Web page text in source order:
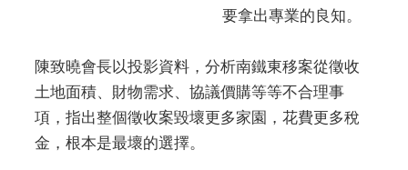
要拿出專業的良知。
陳致曉會長以投影資料，分析南鐵東移案從徵收
土地面積、財物需求、協議價購等等不合理事
項，指出整個徵收案毀壞更多家園，花費更多稅
金，根本是最壞的選擇。